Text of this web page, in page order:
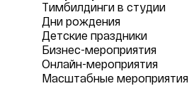
Тимбилдинги в студии
Дни рождения
Детские праздники
Бизнес-мероприятия
Онлайн-мероприятия
Масштабные мероприятия